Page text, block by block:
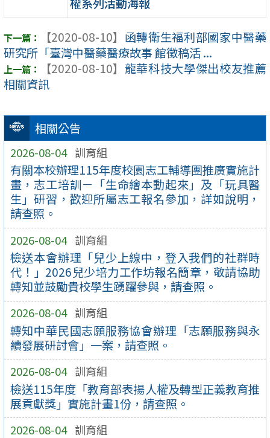
相關公告
2026-08-04 訓育組
有關本校辦理115年度校園志工輔導團推廣實施計
畫，志工培訓－「生命繪本動起來」及「玩具醫
生」研習，歡迎所屬志工報名參加，詳如說明，
請查照。
2026-08-04 訓育組
檢送本會辦理「兒少上線中，登入我們的社群時
代！」2026兒少培力工作坊報名簡章，敬請協助
轉知並鼓勵貴校學生踴躍參與，請查照。
2026-08-04 訓育組
轉知中華民國志願服務協會辦理「志願服務與永
續發展研討會」一案，請查照。
2026-08-04 訓育組
檢送115年度「教育部表揚人權及轉型正義教育推
展貢獻獎」實施計畫1份，請查照。
2026-08-04 訓育組
【2020-08-10】 函轉衛生福利部國家中醫藥
研究所「臺灣中醫藥醫療故事 館徵稿活 ...
【2020-08-10】 龍華科技大學傑出校友推薦
相關資訊